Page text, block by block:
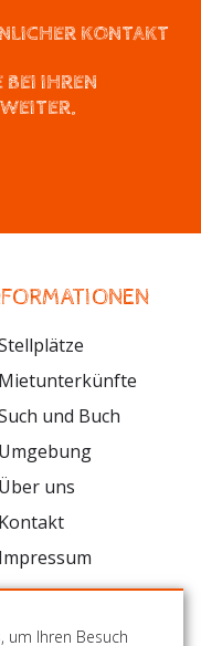
KONTAKT
BEI IHREN
Mietunterkünfte
und Buch
Umgebung
Über uns
Kontakt
Impressum
um Ihren Besuch